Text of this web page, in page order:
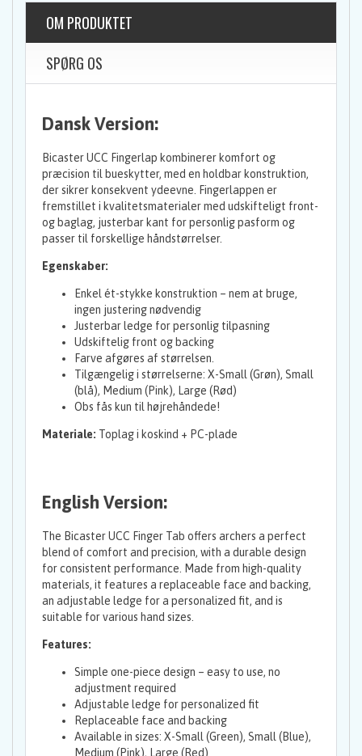
OM PRODUKTET
SPØRG OS
Dansk Version:
Bicaster UCC Fingerlap kombinerer komfort og
præcision til bueskytter, med en holdbar konstruktion,
der sikrer konsekvent ydeevne. Fingerlappen er
fremstillet i kvalitetsmaterialer med udskifteligt front-
og baglag, justerbar kant for personlig pasform og
passer til forskellige håndstørrelser.
Egenskaber:
Enkel ét-stykke konstruktion – nem at bruge,
ingen justering nødvendig
Justerbar ledge for personlig tilpasning
Udskiftelig front og backing
Farve afgøres af størrelsen.
Tilgængelig i størrelserne: X-Small (Grøn), Small
(blå), Medium (Pink), Large (Rød)
Obs fås kun til højrehåndede!
Materiale: Toplag i koskind + PC-plade
English Version:
The Bicaster UCC Finger Tab offers archers a perfect
blend of comfort and precision, with a durable design
for consistent performance. Made from high-quality
materials, it features a replaceable face and backing,
an adjustable ledge for a personalized fit, and is
suitable for various hand sizes.
Features:
Simple one-piece design – easy to use, no
adjustment required
Adjustable ledge for personalized fit
Replaceable face and backing
Available in sizes: X-Small (Green), Small (Blue),
Medium (Pink), Large (Red)